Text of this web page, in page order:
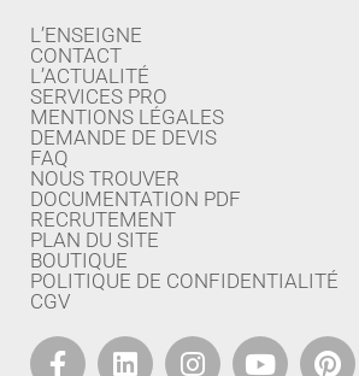
L’ENSEIGNE
CONTACT
L’ACTUALITÉ
SERVICES PRO
MENTIONS LÉGALES
DEMANDE DE DEVIS
FAQ
NOUS TROUVER
DOCUMENTATION PDF
RECRUTEMENT
PLAN DU SITE
BOUTIQUE
POLITIQUE DE CONFIDENTIALITÉ
CGV